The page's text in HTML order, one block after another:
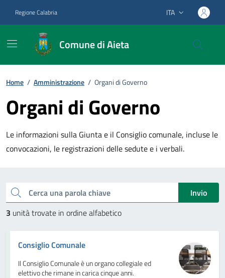
Regione Calabria Lingua attiva:
ITA
Comune di Aieta
Home / Amministrazione / Organi di Governo
Organi di Governo
Le informazioni sulla Giunta e il Consiglio comunale, incluse le
convocazioni, le registrazioni delle sedute e i verbali.
Esplora le unità organizzative
Cerca una parola chiave
Invio
3 unità trovate in ordine alfabetico
Consiglio Comunale
Il Consiglio Comunale è un organo collegiale ed
elettivo che rimane in carica cinque anni.